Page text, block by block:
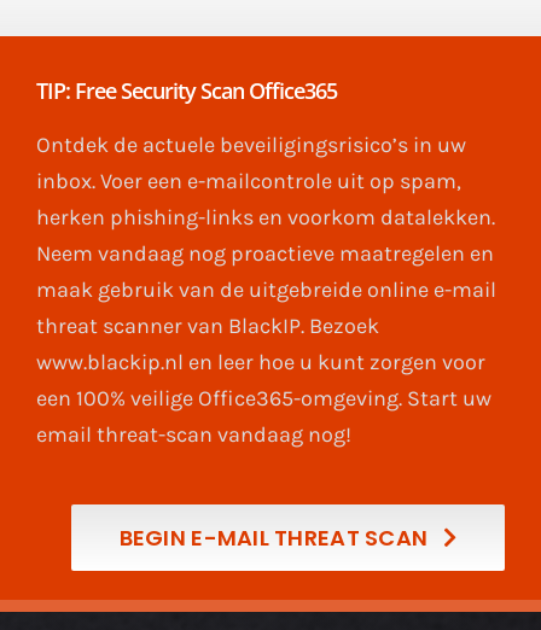
TIP: Free Security Scan Office365
Ontdek de actuele beveiligingsrisico’s in uw
inbox. Voer een e-mailcontrole uit op spam,
herken phishing-links en voorkom datalekken.
Neem vandaag nog proactieve maatregelen en
maak gebruik van de uitgebreide online e-mail
threat scanner van BlackIP. Bezoek
www.blackip.nl en leer hoe u kunt zorgen voor
een 100% veilige Office365-omgeving. Start uw
email threat-scan vandaag nog!
BEGIN E-MAIL THREAT SCAN